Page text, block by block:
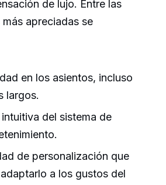
de lujo. Entre las
apreciadas se
en los asientos, incluso
largos.
del sistema de
de personalización que
a los gustos del